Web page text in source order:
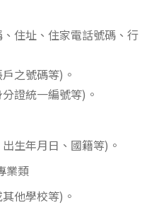
住址、住家電話號碼、行
之號碼等)。
證統一編號等)。
生年月日、國籍等)。
業類
他學校等)。